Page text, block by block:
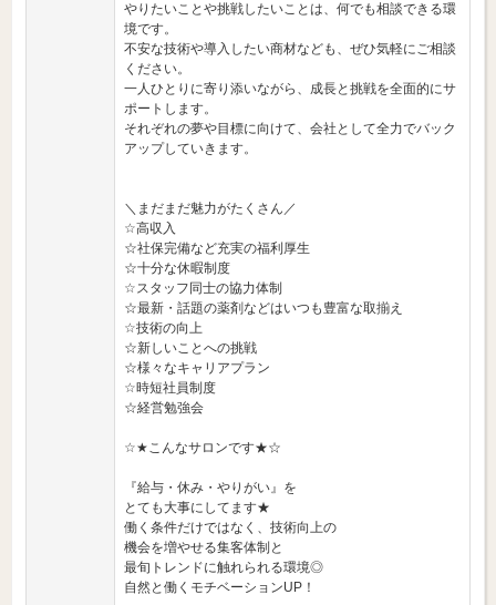
やりたいことや挑戦したいことは、何でも相談できる環
境です。
不安な技術や導入したい商材なども、ぜひ気軽にご相談
ください。
一人ひとりに寄り添いながら、成長と挑戦を全面的にサ
ポートします。
それぞれの夢や目標に向けて、会社として全力でバック
アップしていきます。
＼まだまだ魅力がたくさん／
☆高収入
☆社保完備など充実の福利厚生
☆十分な休暇制度
☆スタッフ同士の協力体制
☆最新・話題の薬剤などはいつも豊富な取揃え
☆技術の向上
☆新しいことへの挑戦
☆様々なキャリアプラン
☆時短社員制度
☆経営勉強会
☆★こんなサロンです★☆
『給与・休み・やりがい』を
とても大事にしてます★
働く条件だけではなく、技術向上の
機会を増やせる集客体制と
最旬トレンドに触れられる環境◎
自然と働くモチベーションUP！